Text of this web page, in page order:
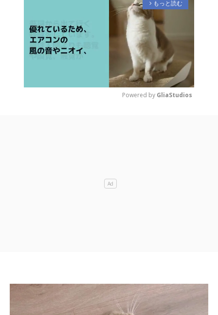
arrow_forward_ios もっと読む
Powered by GliaStudios